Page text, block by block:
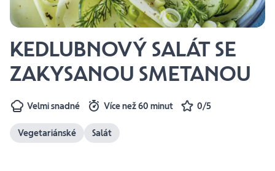
KEDLUBNOVÝ SALÁT SE
ZAKYSANOU SMETANOU
Velmi snadné Více než 60 minut 0/5
Vegetariánské Salát